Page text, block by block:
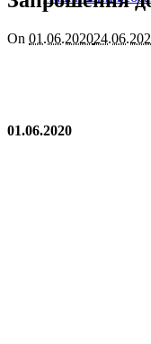
On 01.06.2020